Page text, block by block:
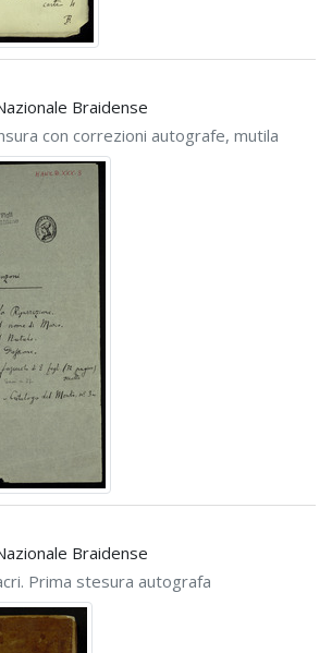
Braidense
con correzioni autografe, mutila
Braidense
Prima stesura autografa